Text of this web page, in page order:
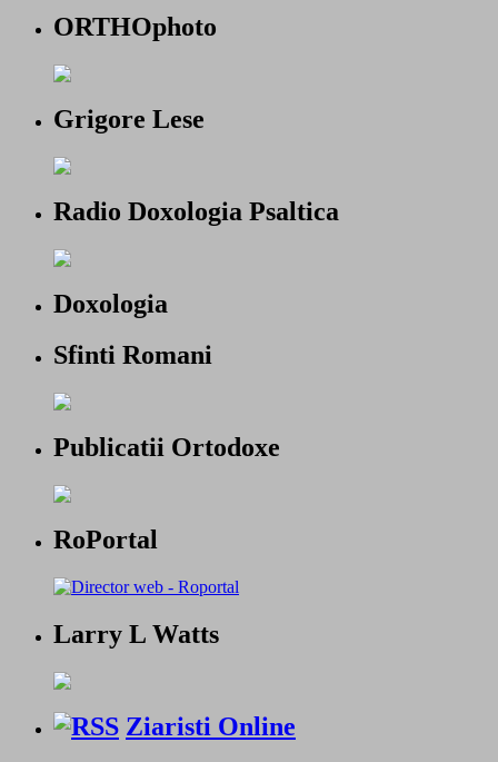
ORTHOphoto
Grigore Lese
Radio Doxologia Psaltica
Doxologia
Sfinti Romani
Publicatii Ortodoxe
RoPortal
Larry L Watts
Ziaristi Online